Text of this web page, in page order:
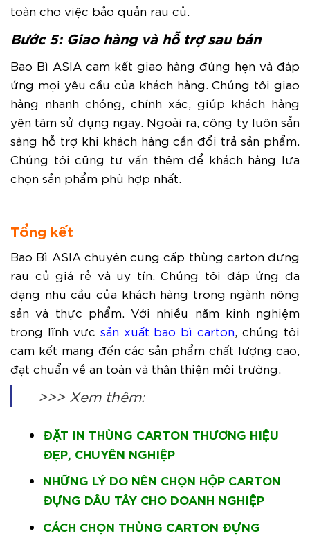
toàn cho việc bảo quản rau củ.
Bước 5: Giao hàng và hỗ trợ sau bán
Bao Bì ASIA cam kết giao hàng đúng hẹn và đáp
ứng mọi yêu cầu của khách hàng. Chúng tôi giao
hàng nhanh chóng, chính xác, giúp khách hàng
yên tâm sử dụng ngay. Ngoài ra, công ty luôn sẵn
sàng hỗ trợ khi khách hàng cần đổi trả sản phẩm.
Chúng tôi cũng tư vấn thêm để khách hàng lựa
chọn sản phẩm phù hợp nhất.
Tổng kết
Bao Bì ASIA chuyên cung cấp thùng carton đựng
rau củ giá rẻ và uy tín. Chúng tôi đáp ứng đa
dạng nhu cầu của khách hàng trong ngành nông
sản và thực phẩm. Với nhiều năm kinh nghiệm
trong lĩnh vực sản xuất bao bì carton , chúng tôi
cam kết mang đến các sản phẩm chất lượng cao,
đạt chuẩn về an toàn và thân thiện môi trường.
>>> Xem thêm:
ĐẶT IN THÙNG CARTON THƯƠNG HIỆU
ĐẸP, CHUYÊN NGHIỆP
NHỮNG LÝ DO NÊN CHỌN HỘP CARTON
ĐỰNG DÂU TÂY CHO DOANH NGHIỆP
CÁCH CHỌN THÙNG CARTON ĐỰNG